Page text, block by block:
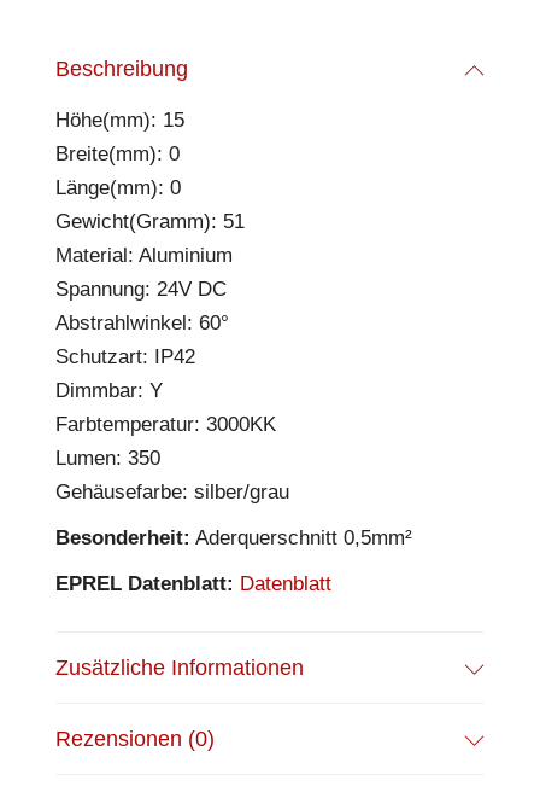
Beschreibung
Höhe(mm): 15
Breite(mm): 0
Länge(mm): 0
Gewicht(Gramm): 51
Material: Aluminium
Spannung: 24V DC
Abstrahlwinkel: 60°
Schutzart: IP42
Dimmbar: Y
Farbtemperatur: 3000KK
Lumen: 350
Gehäusefarbe: silber/grau
Besonderheit: Aderquerschnitt 0,5mm²
EPREL Datenblatt: Datenblatt
Zusätzliche Informationen
Rezensionen (0)